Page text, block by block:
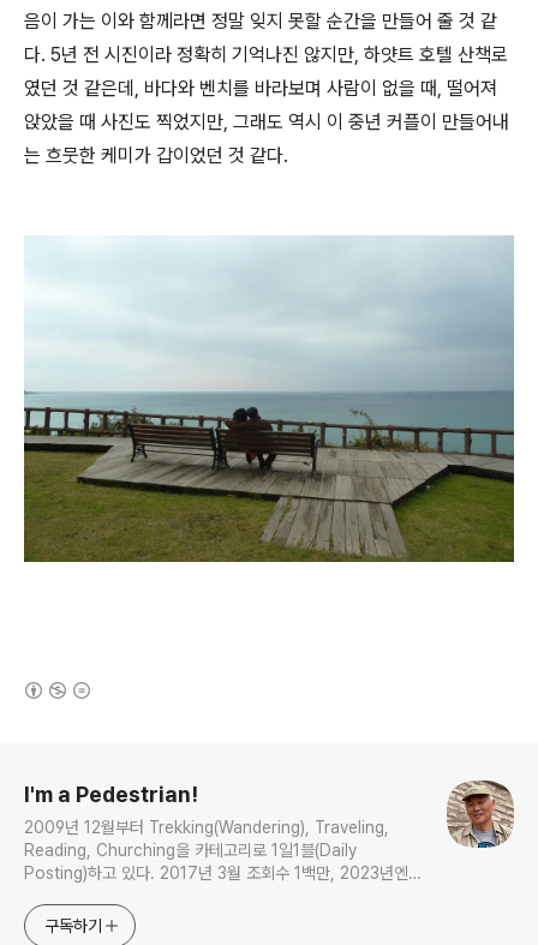
음이 가는 이와 함께라면 정말 잊지 못할 순간을 만들어 줄 것 같
다. 5년 전 시진이라 정확히 기억나진 않지만, 하얏트 호텔 산책로
였던 것 같은데, 바다와 벤치를 바라보며 사람이 없을 때, 떨어져
앉았을 때 사진도 찍었지만, 그래도 역시 이 중년 커플이 만들어내
는 흐뭇한 케미가 갑이었던 것 같다.
I'm a Pedestrian!
2009년 12월부터 Trekking(Wandering), Traveling,
Reading, Churching을 카테고리로 1일1블(Daily
Posting)하고 있다. 2017년 3월 조회수 1백만, 2023년엔
구독하기